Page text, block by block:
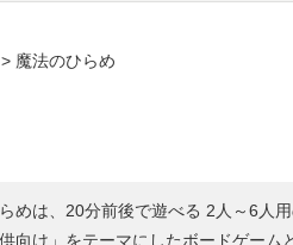
> 魔法のひらめ
めは、20分前後で遊べる 2人～6人
向け 」をテーマにしたボードゲーム